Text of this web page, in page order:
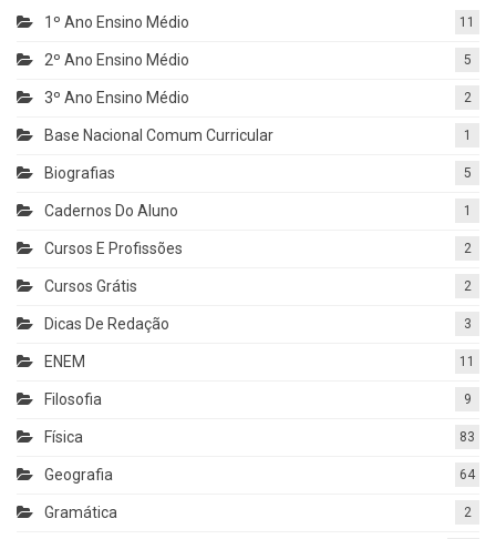
1º Ano Ensino Médio 11
2º Ano Ensino Médio 5
3º Ano Ensino Médio 2
Base Nacional Comum Curricular 1
Biografias 5
Cadernos Do Aluno 1
Cursos E Profissões 2
Cursos Grátis 2
Dicas De Redação 3
ENEM 11
Filosofia 9
Física 83
Geografia 64
Gramática 2